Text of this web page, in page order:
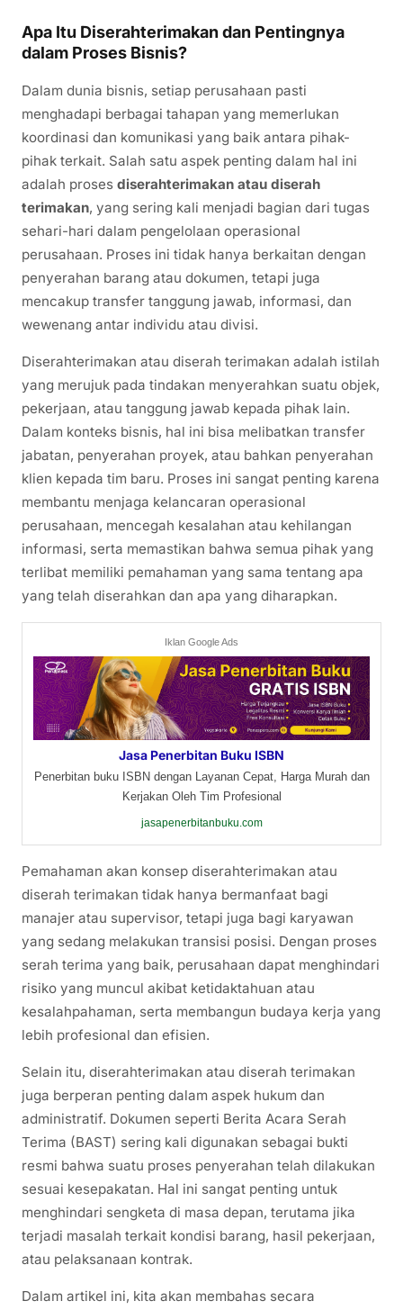
Apa Itu Diserahterimakan dan Pentingnya
dalam Proses Bisnis?
Dalam dunia bisnis, setiap perusahaan pasti
menghadapi berbagai tahapan yang memerlukan
koordinasi dan komunikasi yang baik antara pihak-
pihak terkait. Salah satu aspek penting dalam hal ini
adalah proses diserahterimakan atau diserah
terimakan, yang sering kali menjadi bagian dari tugas
sehari-hari dalam pengelolaan operasional
perusahaan. Proses ini tidak hanya berkaitan dengan
penyerahan barang atau dokumen, tetapi juga
mencakup transfer tanggung jawab, informasi, dan
wewenang antar individu atau divisi.
Diserahterimakan atau diserah terimakan adalah istilah
yang merujuk pada tindakan menyerahkan suatu objek,
pekerjaan, atau tanggung jawab kepada pihak lain.
Dalam konteks bisnis, hal ini bisa melibatkan transfer
jabatan, penyerahan proyek, atau bahkan penyerahan
klien kepada tim baru. Proses ini sangat penting karena
membantu menjaga kelancaran operasional
perusahaan, mencegah kesalahan atau kehilangan
informasi, serta memastikan bahwa semua pihak yang
terlibat memiliki pemahaman yang sama tentang apa
yang telah diserahkan dan apa yang diharapkan.
Iklan Google Ads
Jasa Penerbitan Buku ISBN
Penerbitan buku ISBN dengan Layanan Cepat, Harga Murah dan
Kerjakan Oleh Tim Profesional
jasapenerbitanbuku.com
Pemahaman akan konsep diserahterimakan atau
diserah terimakan tidak hanya bermanfaat bagi
manajer atau supervisor, tetapi juga bagi karyawan
yang sedang melakukan transisi posisi. Dengan proses
serah terima yang baik, perusahaan dapat menghindari
risiko yang muncul akibat ketidaktahuan atau
kesalahpahaman, serta membangun budaya kerja yang
lebih profesional dan efisien.
Selain itu, diserahterimakan atau diserah terimakan
juga berperan penting dalam aspek hukum dan
administratif. Dokumen seperti Berita Acara Serah
Terima (BAST) sering kali digunakan sebagai bukti
resmi bahwa suatu proses penyerahan telah dilakukan
sesuai kesepakatan. Hal ini sangat penting untuk
menghindari sengketa di masa depan, terutama jika
terjadi masalah terkait kondisi barang, hasil pekerjaan,
atau pelaksanaan kontrak.
Dalam artikel ini, kita akan membahas secara